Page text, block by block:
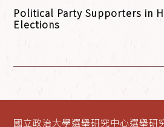
Political Party Supporters in
Elections
國立政治大學選舉研究中心選舉研